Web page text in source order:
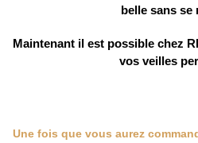
belle sans se
Maintenant il est possible chez
vos veilles
Une fois que vous aurez